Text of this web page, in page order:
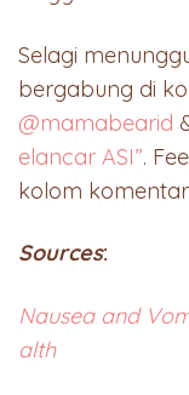
Selagi
bergabung di
@mamabearid
elancar ASI”.
kolom
Sources:
Nausea and
alth